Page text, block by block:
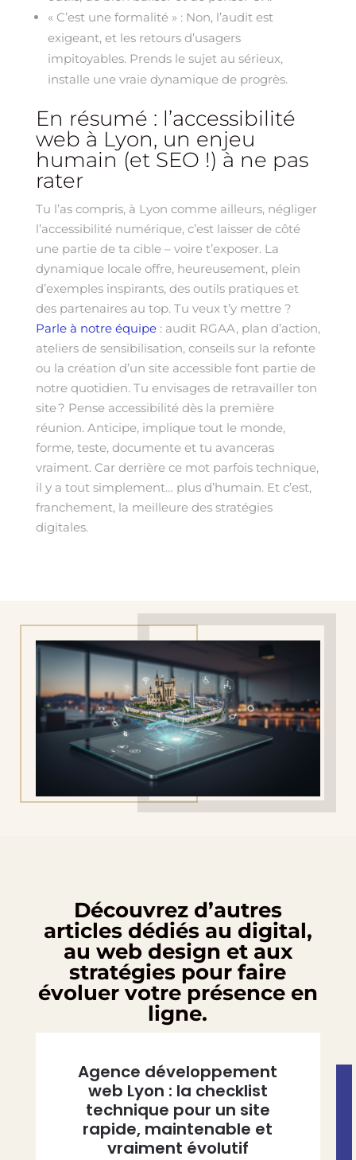
« C’est une formalité » : Non, l’audit est
exigeant, et les retours d’usagers
impitoyables. Prends le sujet au sérieux,
installe une vraie dynamique de progrès.
En résumé : l’accessibilité
web à Lyon, un enjeu
humain (et SEO !) à ne pas
rater
Tu l’as compris, à Lyon comme ailleurs, négliger
l’accessibilité numérique, c’est laisser de côté
une partie de ta cible – voire t’exposer. La
dynamique locale offre, heureusement, plein
d’exemples inspirants, des outils pratiques et
des partenaires au top. Tu veux t’y mettre ?
Parle à notre équipe: audit RGAA, plan d’action,
ateliers de sensibilisation, conseils sur la refonte
ou la création d’un site accessible font partie de
notre quotidien. Tu envisages de retravailler ton
site ? Pense accessibilité dès la première
réunion. Anticipe, implique tout le monde,
forme, teste, documente et tu avanceras
vraiment. Car derrière ce mot parfois technique,
il y a tout simplement… plus d’humain. Et c’est,
franchement, la meilleure des stratégies
digitales.
Découvrez d’autres
articles dédiés au digital,
au web design et aux
stratégies pour faire
évoluer votre présence en
ligne.
Agence développement
web Lyon : la checklist
technique pour un site
rapide, maintenable et
vraiment évolutif